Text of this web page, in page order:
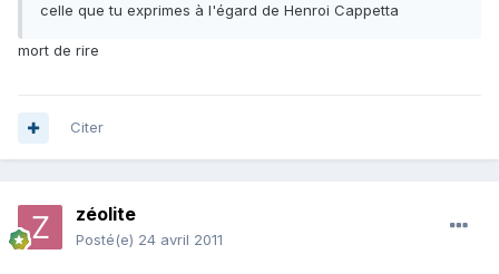
celle que tu exprimes à l'égard de Henroi Cappetta
mort de rire
Citer
zéolite
Posté(e) 24 avril 2011